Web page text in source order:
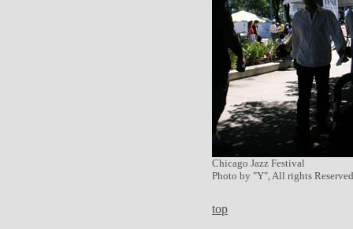
Chicago Jazz Festival
Photo by "Y", All rights
top